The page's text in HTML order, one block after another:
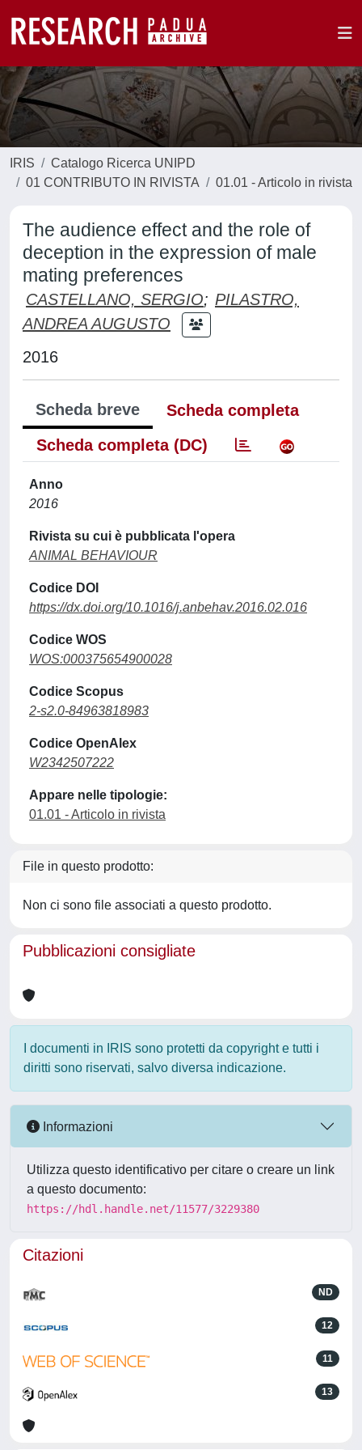
IRIS
Catalogo Ricerca UNIPD
01 CONTRIBUTO IN RIVISTA
01.01 - Articolo in rivista
The audience effect and the role of
deception in the expression of male
mating preferences
CASTELLANO, SERGIO; PILASTRO,
ANDREA AUGUSTO
2016
Scheda breve
Scheda completa
Scheda completa (DC)
Anno
2016
Rivista su cui è pubblicata l'opera
ANIMAL BEHAVIOUR
Codice DOI
https://dx.doi.org/10.1016/j.anbehav.2016.02.016
Codice WOS
WOS:000375654900028
Codice Scopus
2-s2.0-84963818983
Codice OpenAlex
W2342507222
Appare nelle tipologie:
01.01 - Articolo in rivista
File in questo prodotto:
Non ci sono file associati a questo prodotto.
Pubblicazioni consigliate
I documenti in IRIS sono protetti da copyright e tutti i
diritti sono riservati, salvo diversa indicazione.
Informazioni
Utilizza questo identificativo per citare o creare un link
a questo documento:
https://hdl.handle.net/11577/3229380
Citazioni
ND
12
11
13